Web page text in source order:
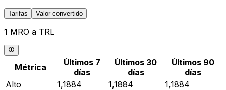
Tarifas Valor convertido
1 MRO a TRL
Métrica
Últimos 7
días
Últimos 30
días
Últimos 90
días
Alto
1,1884 1,1884
1,1884